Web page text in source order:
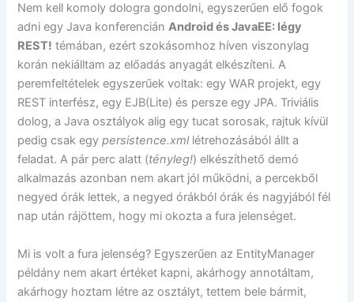
Nem kell komoly dologra gondolni, egyszerűen elő fogok
adni egy Java konferenciánAndroid és JavaEE: légy
REST! témában, ezért szokásomhoz híven viszonylag
korán nekiálltam az előadás anyagát elkészíteni. A
peremfeltételek egyszerűek voltak: egy WAR projekt, egy
REST interfész, egy EJB(Lite) és persze egy JPA. Triviális
dolog, a Java osztályok alig egy tucat sorosak, rajtuk kívül
pedig csak egypersistence.xmllétrehozásából állt a
feladat. A pár perc alatt (tényleg!) elkészíthető demó
alkalmazás azonban nem akart jól működni, a percekből
negyed órák lettek, a negyed órákból órák és nagyjából fél
nap után rájöttem, hogy mi okozta a fura jelenséget.
Mi is volt a fura jelenség? Egyszerűen az EntityManager
példány nem akart értéket kapni, akárhogy annotáltam,
akárhogy hoztam létre az osztályt, tettem bele bármit,